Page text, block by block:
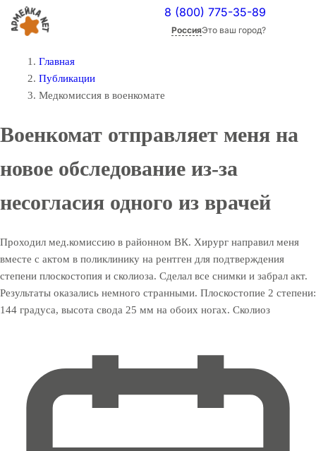
8 (800) 775-35-89
РоссияЭто ваш город?
Главная
Публикации
Медкомиссия в военкомате
Военкомат отправляет меня на
новое обследование из-за
несогласия одного из врачей
Проходил мед.комиссию в районном ВК. Хирург направил меня
вместе с актом в поликлинику на рентген для подтверждения
степени плоскостопия и сколиоза. Сделал все снимки и забрал акт.
Результаты оказались немного странными. Плоскостопие 2 степени:
144 градуса, высота свода 25 мм на обоих ногах. Сколиоз